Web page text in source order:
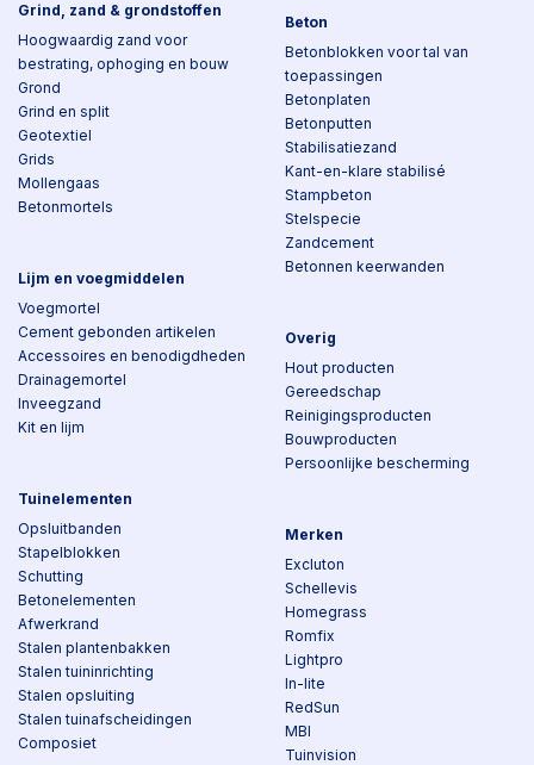
Grind, zand & grondstoffen
Hoogwaardig zand voor
bestrating, ophoging en bouw
Grond
Grind en split
Geotextiel
Grids
Mollengaas
Betonmortels
Lijm en voegmiddelen
Voegmortel
Cement gebonden artikelen
Accessoires en benodigdheden
Drainagemortel
Inveegzand
Kit en lijm
Tuinelementen
Opsluitbanden
Stapelblokken
Schutting
Betonelementen
Afwerkrand
Stalen plantenbakken
Stalen tuininrichting
Stalen opsluiting
Stalen tuinafscheidingen
Composiet
Beton
Betonblokken voor tal van
toepassingen
Betonplaten
Betonputten
Stabilisatiezand
Kant-en-klare stabilisé
Stampbeton
Stelspecie
Zandcement
Betonnen keerwanden
Overig
Hout producten
Gereedschap
Reinigingsproducten
Bouwproducten
Persoonlijke bescherming
Merken
Excluton
Schellevis
Homegrass
Romfix
Lightpro
In-lite
RedSun
MBI
Tuinvision